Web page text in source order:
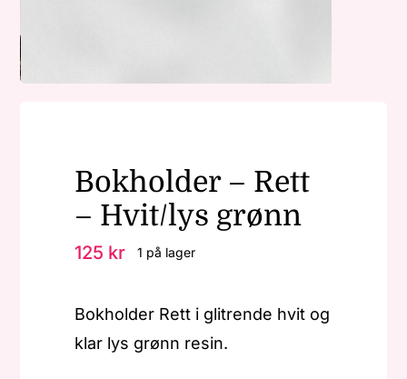
Om MariEbbeBokholder – Rett
– Hvit/lys grønn
125 kr 1 på lager
Bokholder Rett i glitrende hvit og
klar lys grønn resin.